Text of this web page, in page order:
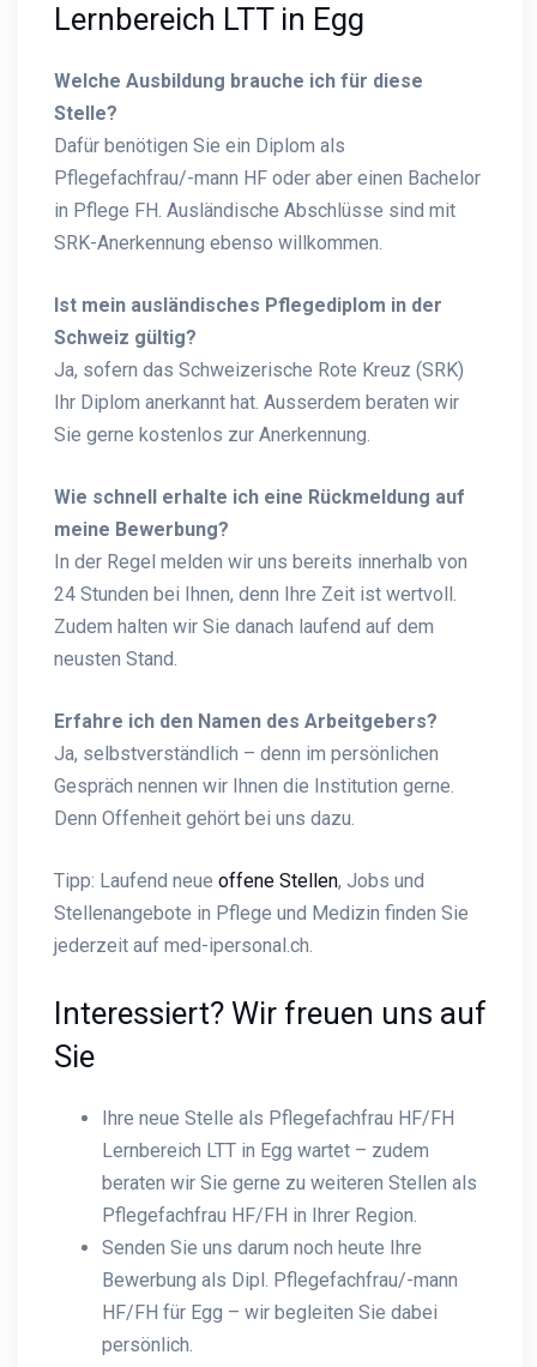
Lernbereich LTT in Egg
Welche Ausbildung brauche ich für diese
Stelle?
Dafür benötigen Sie ein Diplom als
Pflegefachfrau/-mann HF oder aber einen Bachelor
in Pflege FH. Ausländische Abschlüsse sind mit
SRK-Anerkennung ebenso willkommen.
Ist mein ausländisches Pflegediplom in der
Schweiz gültig?
Ja, sofern das Schweizerische Rote Kreuz (SRK)
Ihr Diplom anerkannt hat. Ausserdem beraten wir
Sie gerne kostenlos zur Anerkennung.
Wie schnell erhalte ich eine Rückmeldung auf
meine Bewerbung?
In der Regel melden wir uns bereits innerhalb von
24 Stunden bei Ihnen, denn Ihre Zeit ist wertvoll.
Zudem halten wir Sie danach laufend auf dem
neusten Stand.
Erfahre ich den Namen des Arbeitgebers?
Ja, selbstverständlich – denn im persönlichen
Gespräch nennen wir Ihnen die Institution gerne.
Denn Offenheit gehört bei uns dazu.
Tipp: Laufend neue offene Stellen, Jobs und
Stellenangebote in Pflege und Medizin finden Sie
jederzeit auf med-ipersonal.ch.
Interessiert? Wir freuen uns auf
Sie
Ihre neue Stelle als Pflegefachfrau HF/FH
Lernbereich LTT in Egg wartet – zudem
beraten wir Sie gerne zu weiteren Stellen als
Pflegefachfrau HF/FH in Ihrer Region.
Senden Sie uns darum noch heute Ihre
Bewerbung als Dipl. Pflegefachfrau/-mann
HF/FH für Egg – wir begleiten Sie dabei
persönlich.